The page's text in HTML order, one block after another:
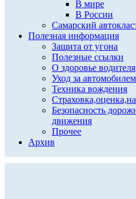
В мире
В России
Самарский
Полезная информация
Защита от угона
Полезные ссылки
О здоровье водителя
Уход за автомобилем
Техника вождения
Безопасность
движения
Прочее
Архив